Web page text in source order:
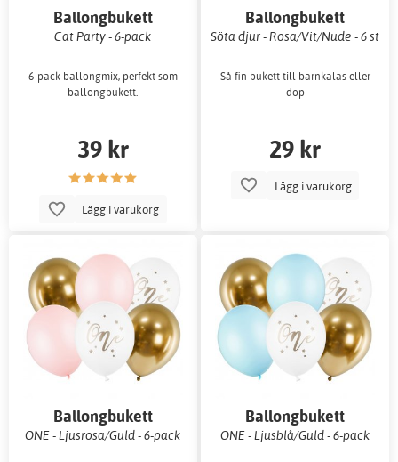
Ballongbukett
Cat Party - 6-pack
6-pack ballongmix, perfekt som
ballongbukett.
39 kr
Lägg i varukorg
Ballongbukett
Söta djur - Rosa/Vit/Nude - 6 st
Så fin bukett till barnkalas eller
dop
29 kr
Lägg i varukorg
Ballongbukett
ONE - Ljusrosa/Guld - 6-pack
Ballongbukett
ONE - Ljusblå/Guld - 6-pack